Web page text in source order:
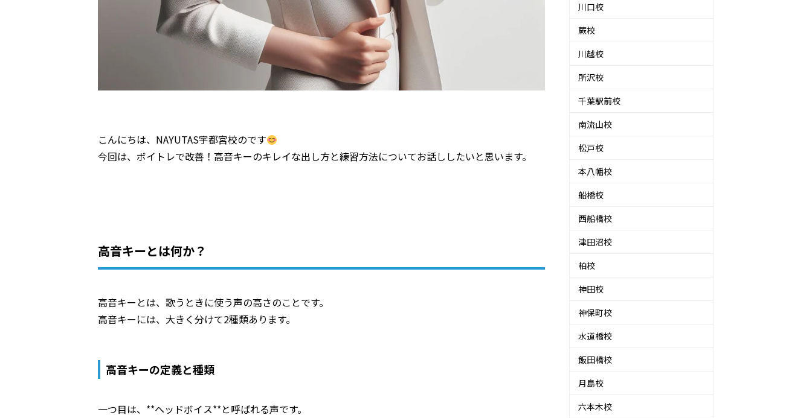
こんにちは、NAYUTAS宇都宮校のです
今回は、ボイトレで改善！高音キーのキレイな出し方と練習方法についてお話ししたいと思います。
高音キーとは何か？
高音キーとは、歌うときに使う声の高さのことです。
高音キーには、大きく分けて2種類あります。
高音キーの定義と種類
一つ目は、**ヘッドボイス**と呼ばれる声です。
川口校
蕨校
川越校
所沢校
千葉駅前校
南流山校
松戸校
本八幡校
船橋校
西船橋校
津田沼校
柏校
神田校
神保町校
水道橋校
飯田橋校
月島校
六本木校